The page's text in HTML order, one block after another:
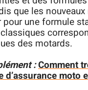
que les
une formule
des motards.
:Comment
moto